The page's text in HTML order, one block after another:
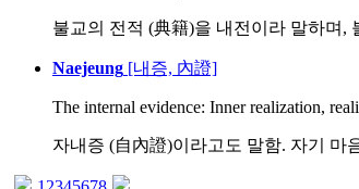
불교의 전적 (典籍)을 내전이라 말하며,
Naejeung [내증, 內證]
The internal evidence: Inner realization,
자내증 (自內證)이라고도 말함. 자기 마